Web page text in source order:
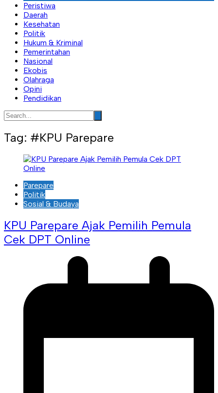
Peristiwa
Daerah
Kesehatan
Politik
Hukum & Kriminal
Pemerintahan
Nasional
Ekobis
Olahraga
Opini
Pendidikan
Tag: #KPU Parepare
Parepare
Politik
Sosial & Budaya
KPU Parepare Ajak Pemilih Pemula
Cek DPT Online